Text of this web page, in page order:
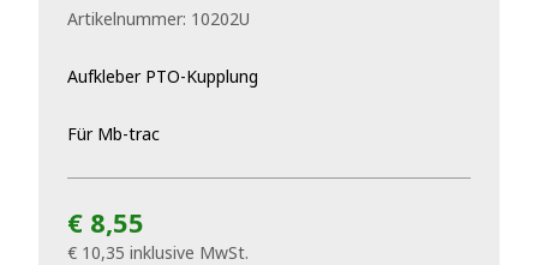
Artikelnummer: 10202U
Aufkleber PTO-Kupplung
Für Mb-trac
€ 8,55
€ 10,35 inklusive MwSt.